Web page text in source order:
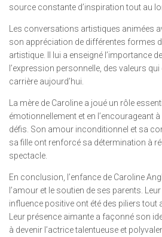
source constante d’inspiration tout au
Les conversations artistiques animées
son appréciation de différentes formes
artistique. Il lui a enseigné l’importance
l’expression personnelle, des valeurs
carrière aujourd’hui.
La mère de Caroline a joué un rôle
émotionnellement et en l’encourageant
défis. Son amour inconditionnel et sa
sa fille ont renforcé sa détermination à
spectacle.
En conclusion, l’enfance de Caroline
l’amour et le soutien de ses parents.
influence positive ont été des piliers tout
Leur présence aimante a façonné son
à devenir l’actrice talentueuse et